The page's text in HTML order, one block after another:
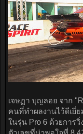
เจษฏา บุญลอย จาก
คนที่ทำผลงานไว้ดีเยี่
ในรุ่น Pro 6 ด้วยการวิ่